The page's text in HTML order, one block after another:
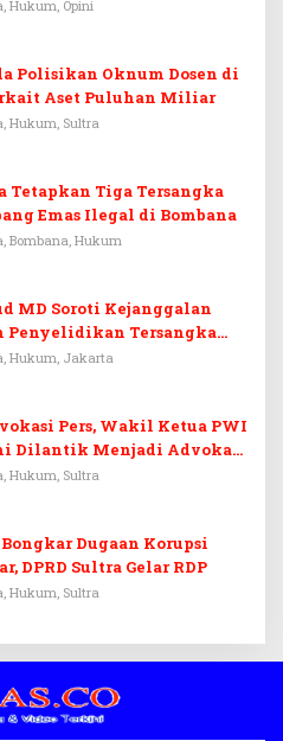
Hukum, Opini
Polisikan Oknum Dosen di
Aset Puluhan Miliar
Hukum, Sultra
Tetapkan Tiga Tersangka
Emas Ilegal di Bombana
Bombana, Hukum
MD Soroti Kejanggalan
Penyelidikan Tersangka
Hukum, Jakarta
Pers, Wakil Ketua PWI
Dilantik Menjadi Advokat
Hukum, Sultra
Dugaan Korupsi
DPRD Sultra Gelar RDP
Hukum, Sultra